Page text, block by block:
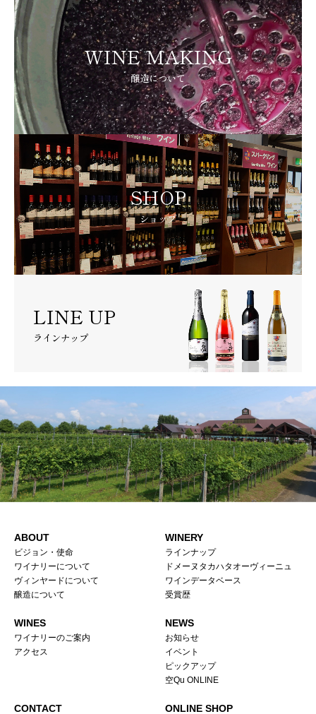
WINE MAKING
醸造について
SHOP
ショップ
LINE UP
ラインナップ
ABOUT
ビジョン・使命
ワイナリーについて
ヴィンヤードについて
醸造について
WINERY
ラインナップ
ドメーヌタカハタオーヴィーニュ
ワインデータベース
受賞歴
WINES
ワイナリーのご案内
アクセス
NEWS
お知らせ
イベント
ピックアップ
空Qu ONLINE
CONTACT ONLINE SHOP